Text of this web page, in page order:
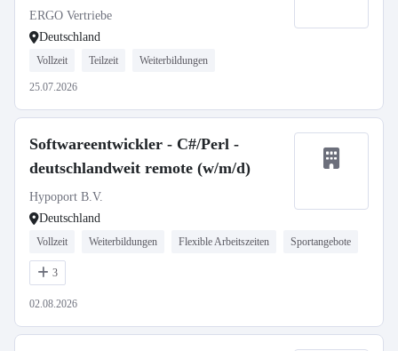
ERGO Vertriebe
Deutschland
Vollzeit Teilzeit Weiterbildungen
25.07.2026
Softwareentwickler - C#/Perl -
deutschlandweit remote (w/m/d)
Hypoport B.V.
Deutschland
Vollzeit Weiterbildungen Flexible Arbeitszeiten Sportangebote
3
02.08.2026